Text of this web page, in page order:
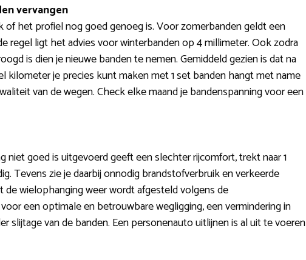
vervangen
of het profiel nog goed genoeg is. Voor zomerbanden geldt een
regel ligt het advies voor winterbanden op 4 millimeter. Ook zodra
is dien je nieuwe banden te nemen. Gemiddeld gezien is dat na
kilometer je precies kunt maken met 1 set banden hangt met name
van de wegen. Check elke maand je bandenspanning voor een
niet goed is uitgevoerd geeft een slechter rijcomfort, trekt naar 1
Tevens zie je daarbij onnodig brandstofverbruik en verkeerde
de wielophanging weer wordt afgesteld volgens de
een optimale en betrouwbare wegligging, een vermindering in
slijtage van de banden. Een personenauto uitlijnen is al uit te voeren